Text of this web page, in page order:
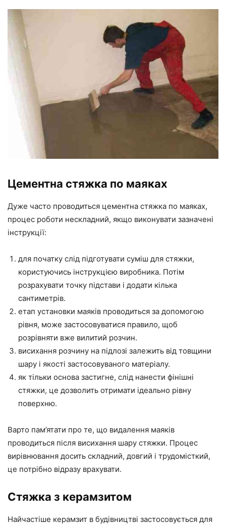
Цементна стяжка по маяках
Дуже часто проводиться цементна стяжка по маяках,
процес роботи нескладний, якщо виконувати зазначені
інструкції:
для початку слід підготувати суміш для стяжки,
користуючись інструкцією виробника. Потім
розрахувати точку підстави і додати кілька
сантиметрів.
етап установки маяків проводиться за допомогою
рівня, може застосовуватися правило, щоб
розрівняти вже вилитий розчин.
висихання розчину на підлозі залежить від товщини
шару і якості застосовуваного матеріалу.
як тільки основа застигне, слід нанести фінішні
стяжки, це дозволить отримати ідеально рівну
поверхню.
Варто пам’ятати про те, що видалення маяків
проводиться після висихання шару стяжки. Процес
вирівнювання досить складний, довгий і трудомісткий,
це потрібно відразу врахувати.
Стяжка з керамзитом
Найчастіше керамзит в будівництві застосовується для